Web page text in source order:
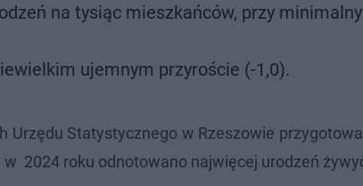
na tysiąc mieszkańców, przy
ujemnym przyroście (-1,0).
Urzędu Statystycznego w Rzeszowie
2024 roku odnotowano najwięcej urodzeń